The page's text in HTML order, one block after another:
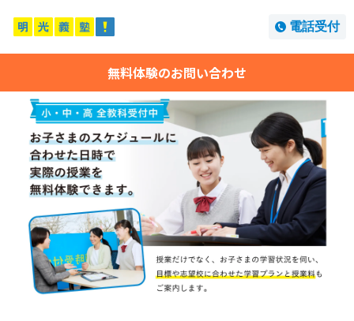
電話受付
無料体験のお問い合わせ